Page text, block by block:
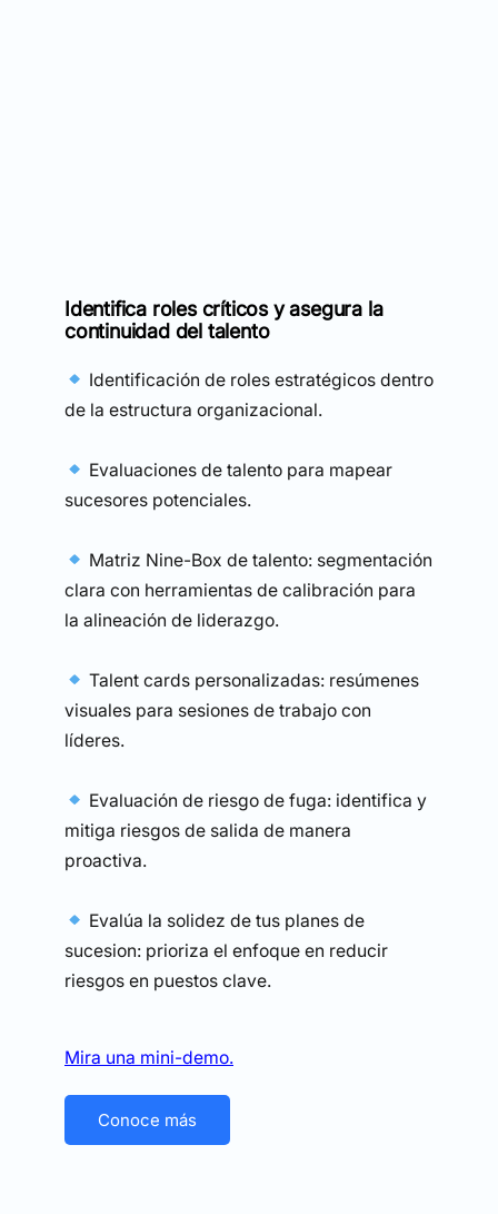
Identifica roles críticos y asegura la
continuidad del talento
Identificación de roles estratégicos dentro
de la estructura organizacional.
Evaluaciones de talento para mapear
sucesores potenciales.
Matriz Nine-Box de talento: segmentación
clara con herramientas de calibración para
la alineación de liderazgo.
Talent cards personalizadas: resúmenes
visuales para sesiones de trabajo con
líderes.
Evaluación de riesgo de fuga: identifica y
mitiga riesgos de salida de manera
proactiva.
Evalúa la solidez de tus planes de
sucesion: prioriza el enfoque en reducir
riesgos en puestos clave.
Mira una mini-demo.
Conoce más